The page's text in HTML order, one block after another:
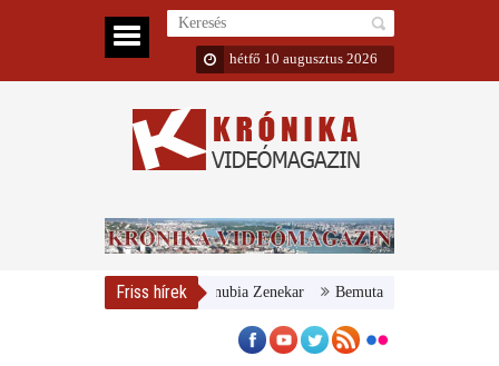
hétfő 10 augusztus 2026
Friss hírek
Nemzeti Galéria és a Danubia Zenekar Bemutatta 2024/25-ös évadát